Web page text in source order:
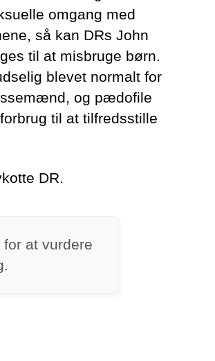
omgang med
så kan DRs John
til at misbruge børn.
blevet normalt for
og pædofile
til at tilfredsstille
DR.
for at vurdere